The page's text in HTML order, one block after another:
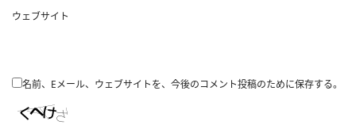
ウェブサイト
名前、Eメール、ウェブサイトを、今後のコメント投稿のために保存する。